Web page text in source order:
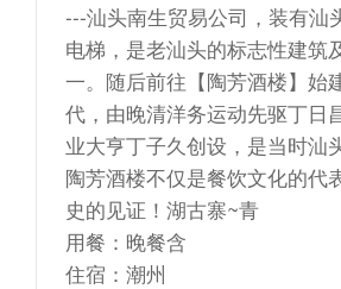
---汕头南生贸易公司，装有汕
电梯，是老汕头的标志性建筑
一。随后前往【陶芳酒楼】始
代，由晚清洋务运动先驱丁日
业大亨丁子久创设，是当时汕
陶芳酒楼不仅是餐饮文化的代
史的见证！湖古寨~青
用餐：晚餐含
住宿：潮州